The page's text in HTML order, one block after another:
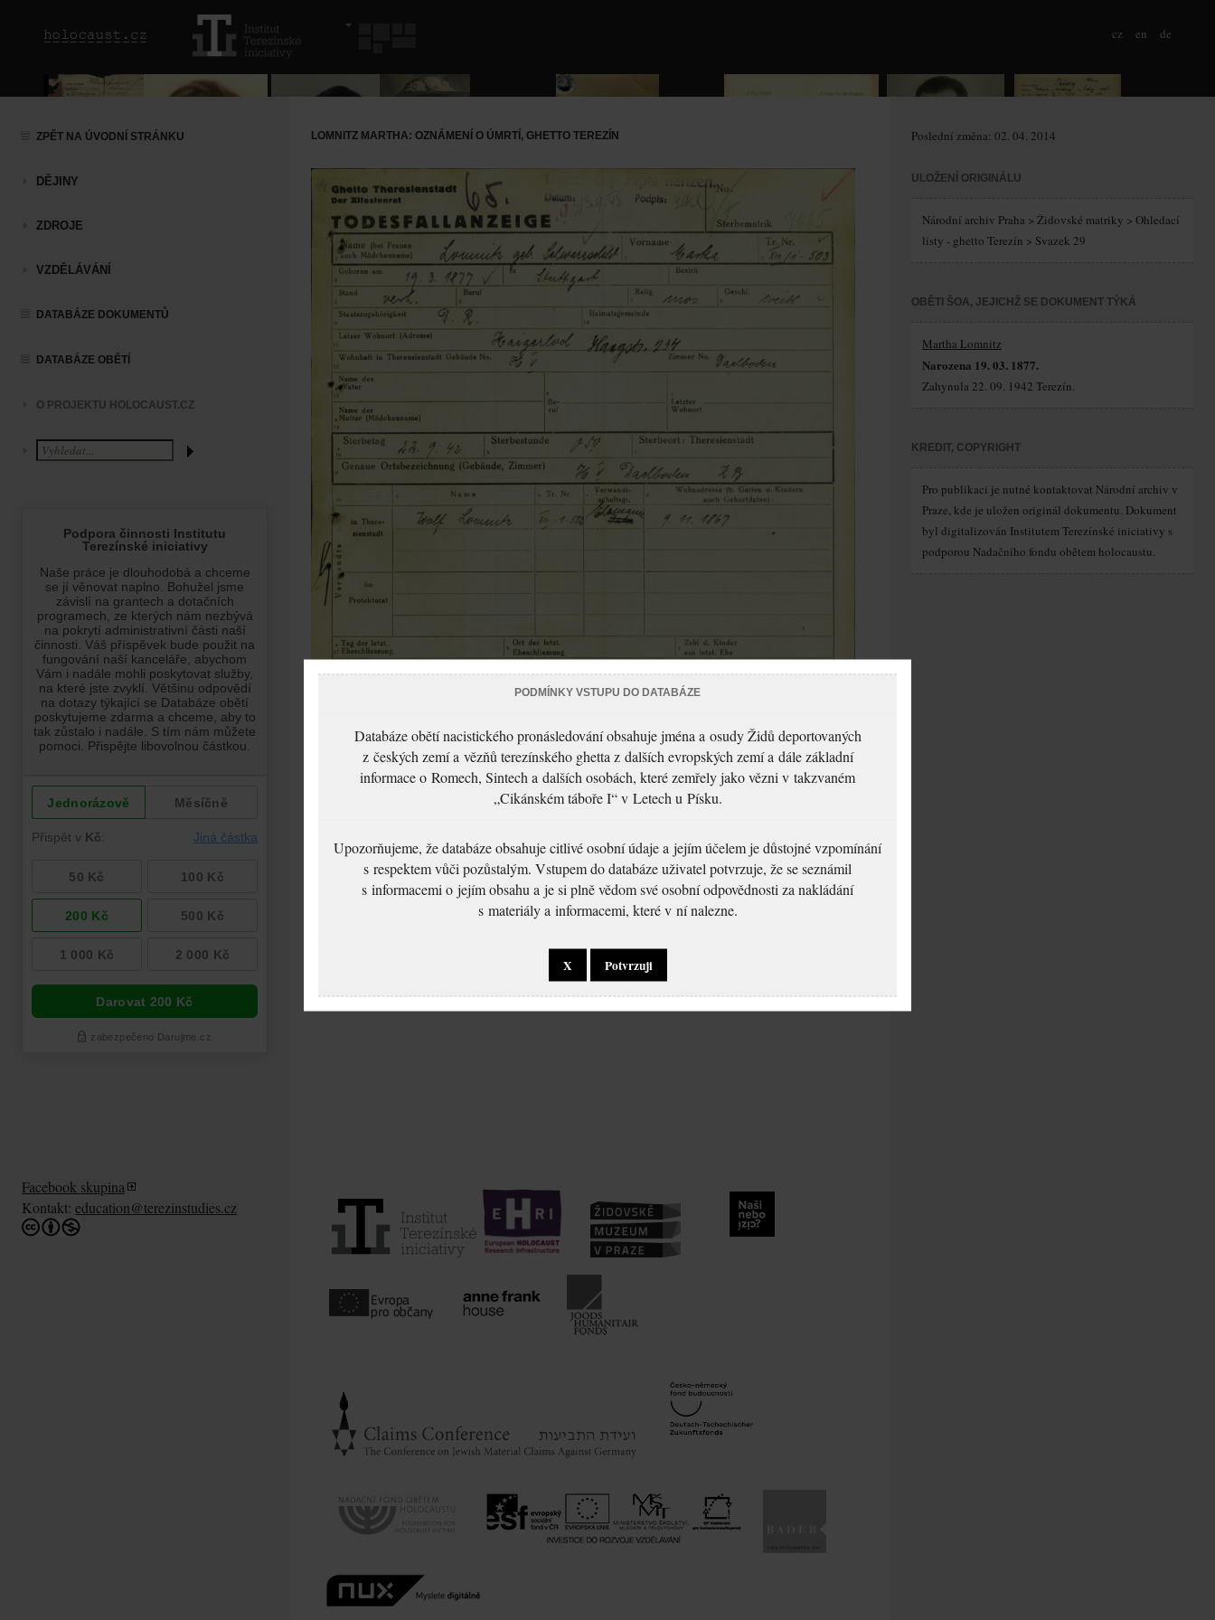
cz en de
ZPĚT NA ÚVODNÍ STRÁNKU
DĚJINY
ZDROJE
VZDĚLÁVÁNÍ
DATABÁZE DOKUMENTŮ
DATABÁZE OBĚTÍ
O PROJEKTU HOLOCAUST.CZ
LOMNITZ MARTHA: OZNÁMENÍ O ÚMRTÍ, GHETTO TEREZÍN Poslední změna: 02. 04. 2014
ULOŽENÍ ORIGINÁLU
Národní archiv Praha > Židovské matriky > Ohledací
listy - ghetto Terezín > Svazek 29
OBĚTI ŠOA, JEJICHŽ SE DOKUMENT TÝKÁ
Martha Lomnitz
Narozena 19. 03. 1877.
Zahynula 22. 09. 1942 Terezín.
KREDIT, COPYRIGHT
Pro publikaci je nutné kontaktovat Národní archiv v
Praze, kde je uložen originál dokumentu. Dokument
byl digitalizován Institutem Terezínské iniciativy s
podporou Nadačního fondu obětem holocaustu.
Facebook skupina
Kontakt: education@terezinstudies.cz
PODMÍNKY VSTUPU DO DATABÁZE
Databáze obětí nacistického pronásledování obsahuje jména a osudy Židů deportovaných
z českých zemí a vězňů terezínského ghetta z dalších evropských zemí a dále základní
informace o Romech, Sintech a dalších osobách, které zemřely jako vězni v takzvaném
„Cikánském táboře I“ v Letech u Písku.
Upozorňujeme, že databáze obsahuje citlivé osobní údaje a jejím účelem je důstojné vzpomínání
s respektem vůči pozůstalým. Vstupem do databáze uživatel potvrzuje, že se seznámil
s informacemi o jejím obsahu a je si plně vědom své osobní odpovědnosti za nakládání
s materiály a informacemi, které v ní nalezne.
X Potvrzuji